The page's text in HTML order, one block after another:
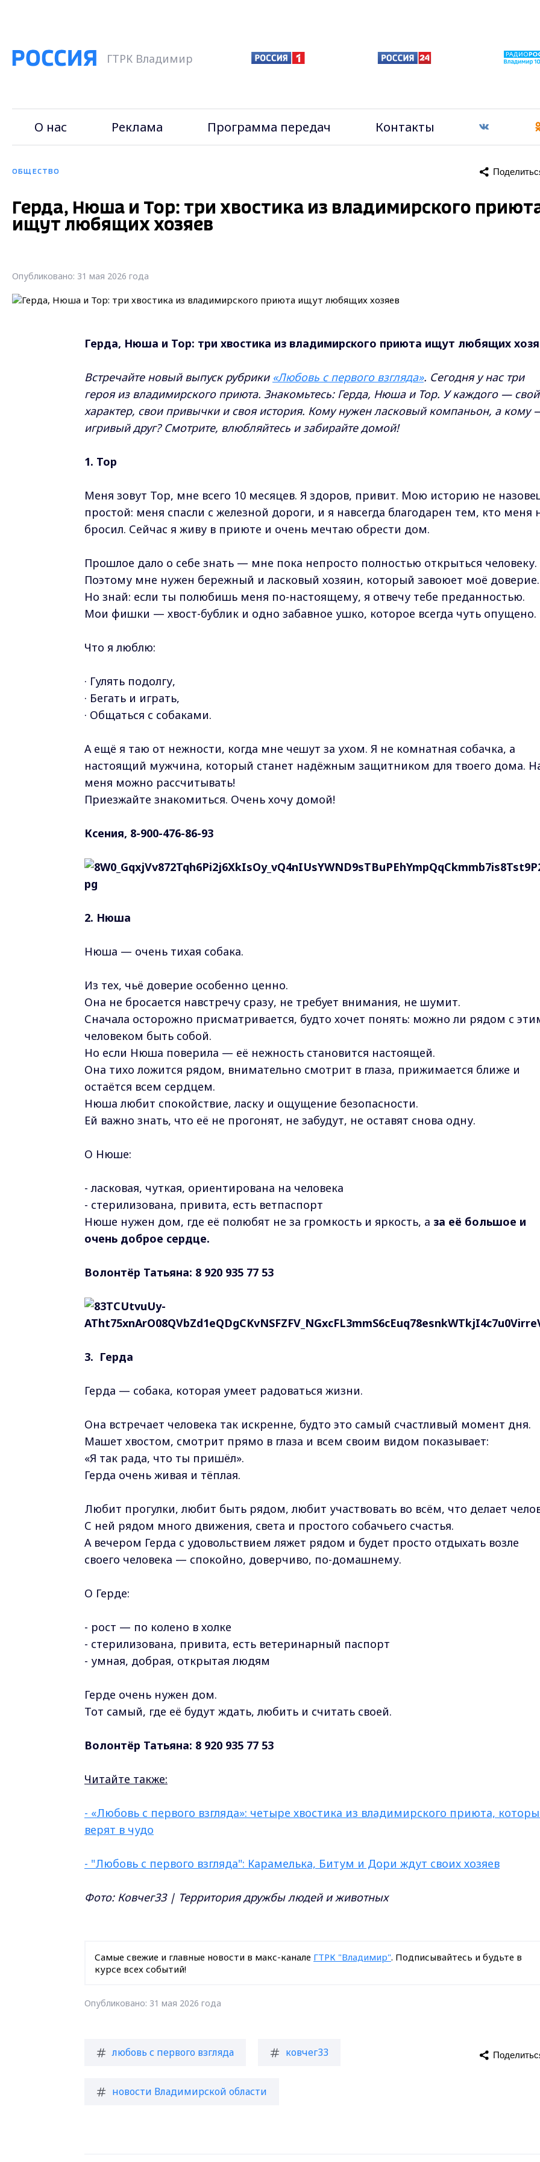
ГТРК Владимир
О нас Реклама Программа передач Контакты
ОБЩЕСТВО
Герда, Нюша и Тор: три хвостика из владимирского
ищут любящих хозяев
Опубликовано: 31 мая 2026 года
Герда, Нюша и Тор: три хвостика из владимирского приюта ищут любящих
Встречайте новый выпуск рубрики «Любовь с первого взгляда». Сегодня у нас три
героя из владимирского приюта. Знакомьтесь: Герда, Нюша и Тор. У каждого — свой
характер, свои привычки и своя история. Кому нужен ласковый компаньон, а кому
игривый друг? Смотрите, влюбляйтесь и забирайте домой!
1. Тор
Меня зовут Тор, мне всего 10 месяцев. Я здоров, привит. Мою историю не
простой: меня спасли с железной дороги, и я навсегда благодарен тем, кто меня
бросил. Сейчас я живу в приюте и очень мечтаю обрести дом.
Прошлое дало о себе знать — мне пока непросто полностью открыться человеку.
Поэтому мне нужен бережный и ласковый хозяин, который завоюет моё доверие.
Но знай: если ты полюбишь меня по-настоящему, я отвечу тебе преданностью.
Мои фишки — хвост-бублик и одно забавное ушко, которое всегда чуть опущено.
Что я люблю:
· Гулять подолгу,
· Бегать и играть,
· Общаться с собаками.
А ещё я таю от нежности, когда мне чешут за ухом. Я не комнатная собачка, а
настоящий мужчина, который станет надёжным защитником для твоего дома.
меня можно рассчитывать!
Приезжайте знакомиться. Очень хочу домой!
Ксения, 8-900-476-86-93
2. Нюша
Нюша — очень тихая собака.
Из тех, чьё доверие особенно ценно.
Она не бросается навстречу сразу, не требует внимания, не шумит.
Сначала осторожно присматривается, будто хочет понять: можно ли рядом с
человеком быть собой.
Но если Нюша поверила — её нежность становится настоящей.
Она тихо ложится рядом, внимательно смотрит в глаза, прижимается ближе и
остаётся всем сердцем.
Нюша любит спокойствие, ласку и ощущение безопасности.
Ей важно знать, что её не прогонят, не забудут, не оставят снова одну.
О Нюше:
- ласковая, чуткая, ориентирована на человека
- стерилизована, привита, есть ветпаспорт
Нюше нужен дом, где её полюбят не за громкость и яркость, а за её большое и
очень доброе сердце.
Волонтёр Татьяна: 8 920 935 77 53
3. Герда
Герда — собака, которая умеет радоваться жизни.
Она встречает человека так искренне, будто это самый счастливый момент дня.
Машет хвостом, смотрит прямо в глаза и всем своим видом показывает:
«Я так рада, что ты пришёл».
Герда очень живая и тёплая.
Любит прогулки, любит быть рядом, любит участвовать во всём, что делает
С ней рядом много движения, света и простого собачьего счастья.
А вечером Герда с удовольствием ляжет рядом и будет просто отдыхать возле
своего человека — спокойно, доверчиво, по-домашнему.
О Герде:
- рост — по колено в холке
- стерилизована, привита, есть ветеринарный паспорт
- умная, добрая, открытая людям
Герде очень нужен дом.
Тот самый, где её будут ждать, любить и считать своей.
Волонтёр Татьяна: 8 920 935 77 53
Читайте также:
- «Любовь с первого взгляда»: четыре хвостика из владимирского приюта,
верят в чудо
- "Любовь с первого взгляда": Карамелька, Битум и Дори ждут своих хозяев
Фото: Ковчег33 | Территория дружбы людей и животных
Самые свежие и главные новости в макс-канале ГТРК "Владимир". Подписывайтесь и будьте в
курсе всех событий!
Опубликовано: 31 мая 2026 года
любовь с первого взгляда ковчег33
новости Владимирской области